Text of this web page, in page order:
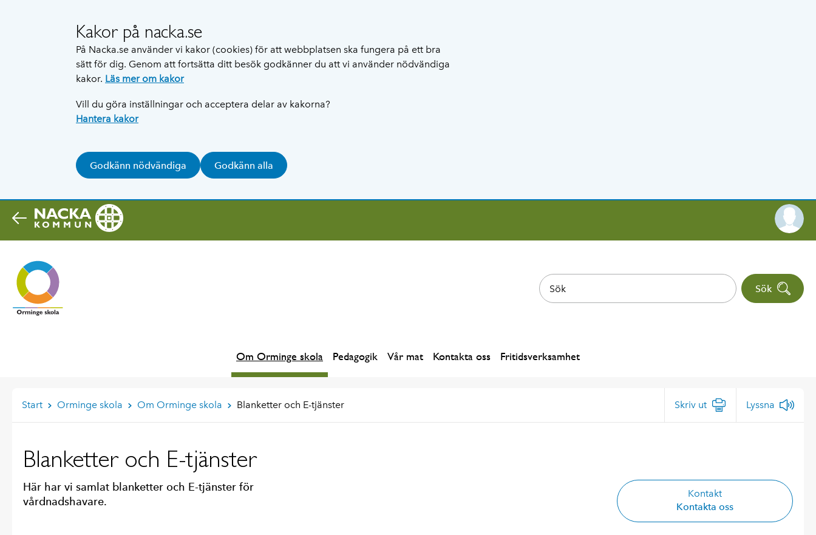
Kakor på nacka.se
På Nacka.se använder vi kakor (cookies) för att webbplatsen ska fungera på ett bra
sätt för dig. Genom att fortsätta ditt besök godkänner du att vi använder nödvändiga
kakor. Läs mer om kakor
Vill du göra inställningar och acceptera delar av kakorna?
Hantera kakor
Godkänn nödvändiga Godkänn alla
Sök
Om Orminge skola Pedagogik Vår mat Kontakta oss Fritidsverksamhet
Start Orminge skola Om Orminge skola Blanketter och E-tjänster Skriv ut Lyssna
Blanketter och E-tjänster
Här har vi samlat blanketter och E-tjänster för
vårdnadshavare.
Kontakt
Kontakta oss